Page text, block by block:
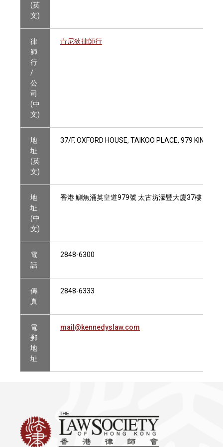
(英
文)
律
師
行
/
公
司
(中
文)
肯尼狄律師行
地
址
(英
文)
37/F, OXFORD HOUSE, TAIKOO PLACE, 979 KING'S
地
址
(中
文)
香港 鰂魚涌英皇道979號 太古坊濠豐大廈37樓
電
話
2848-6300
傳
真
2848-6333
電
郵
地
址
mail@kennedyslaw.com